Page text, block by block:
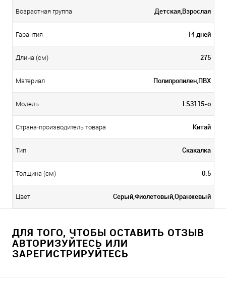
Возрастная группа Детская,Взрослая
Гарантия 14 дней
Длина (см) 275
Материал Полипропилен,ПВХ
Модель LS3115-o
Страна-производитель товара Китай
Тип Скакалка
Толщина (см) 0.5
Цвет Серый,Фиолетовый,Оранжевый
ДЛЯ ТОГО, ЧТОБЫ ОСТАВИТЬ ОТЗЫВ
АВТОРИЗУЙТЕСЬ ИЛИ
ЗАРЕГИСТРИРУЙТЕСЬ